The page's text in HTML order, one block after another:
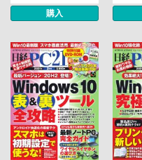
購入